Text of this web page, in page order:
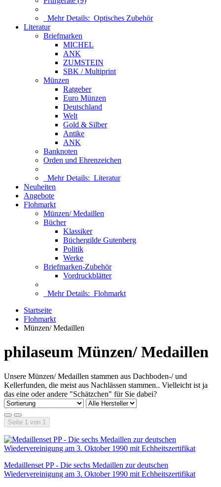
Mehr Details: Optisches Zubehör
Literatur
Briefmarken
MICHEL
ANK
ZUMSTEIN
SBK / Multiprint
Münzen
Ratgeber
Euro Münzen
Deutschland
Welt
Gold & Silber
Antike
ANK
Banknoten
Orden und Ehrenzeichen
Mehr Details: Literatur
Neuheiten
Angebote
Flohmarkt
Münzen/ Medaillen
Bücher
Klassiker
Büchergilde Gutenberg
Politik
Werke
Briefmarken-Zubehör
Vordruckblätter
Mehr Details: Flohmarkt
Startseite
Flohmarkt
Münzen/ Medaillen
philaseum Münzen/ Medaillen
Unsere Münzen/ Medaillen stammen aus Dachboden-/ und
Kellerfunden, die meist aus Nachlässen stammen.. Vielleicht ist ja
das eine oder andere "Schätzchen" für Sie dabei?
Seite 1 von 1
Medaillenset PP - Die sechs Medaillen zur deutschen
Wiedervereinigung am 3. Oktober 1990 mit Echheitszertifikat